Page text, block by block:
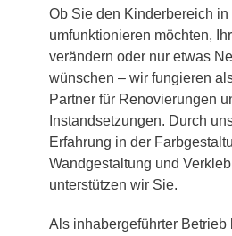
Ob Sie den Kinderbereich
umfunktionieren möchten,
verändern oder nur etwas
wünschen – wir fungieren
Partner für Renovierungen
Instandsetzungen. Durch
Erfahrung in der
Wandgestaltung und
unterstützen wir Sie.
Als inhabergeführter Betrieb